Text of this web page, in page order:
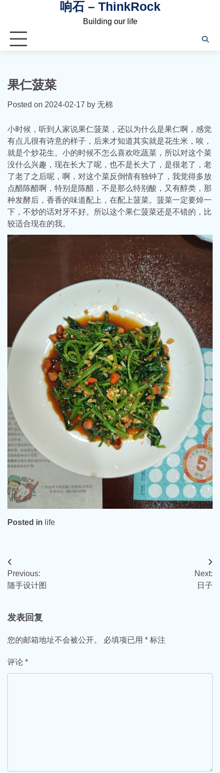
响石 – ThinkRock
Building our life
果仁菠菜
Posted on 2024-02-17 by 无棉
小时候，听到人家说果仁菠菜，还以为什么是果仁啊，感觉
有点儿很有诗意的样子，后来才知道其实就是花生米，唉，
就是个炒花生。小的时候不怎么喜欢吃蔬菜，所以对这个菜
没什么兴趣，现在长大了呢，也不是长大了，是很老了，老
了老了之后呢，啊，对这个菜反倒情有独钟了，我觉得多放
点醋陈醋啊，特别是陈醋，不是那么特别酸，又有醇类，那
种发酵后，香香的味道配上，在配上菠菜。菠菜一定要焯一
下，不炒的话对牙不好。所以这个果仁菠菜还是不错的，比
较适合现在的我。
Posted in life
文
章
航
Previous:
随手设计图
Next:
日子
发表回复
您的邮箱地址不会被公开。 必填项已用 * 标注
评论 *